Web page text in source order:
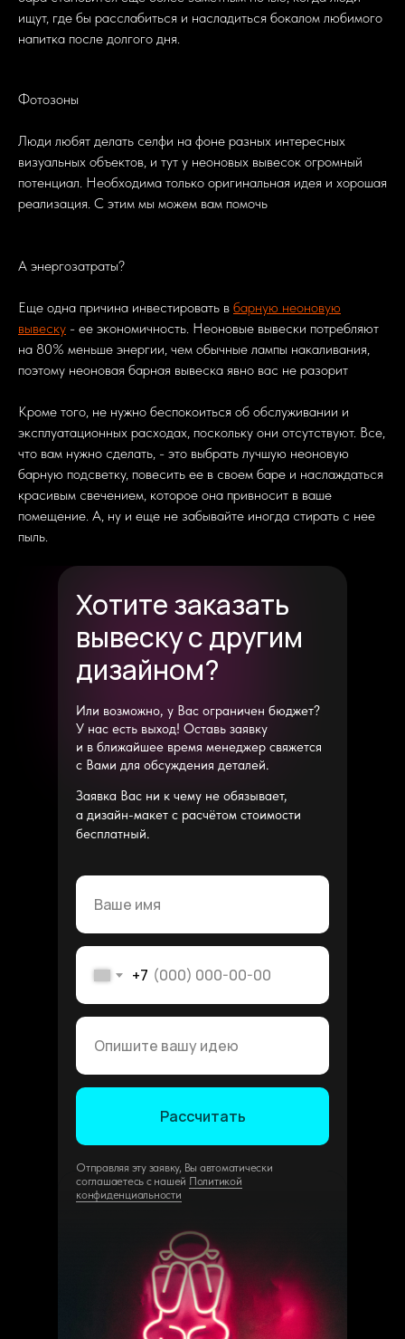
ищут, где бы расслабиться и насладиться бокалом любимого
напитка после долгого дня.
Фотозоны
Люди любят делать селфи на фоне разных интересных
визуальных объектов, и тут у неоновых вывесок огромный
потенциал. Необходима только оригинальная идея и хорошая
реализация. С этим мы можем вам помочь
А энергозатраты?
Еще одна причина инвестировать в барную неоновую
вывеску - ее экономичность. Неоновые вывески потребляют
на 80% меньше энергии, чем обычные лампы накаливания,
поэтому неоновая барная вывеска явно вас не разорит
Кроме того, не нужно беспокоиться об обслуживании и
эксплуатационных расходах, поскольку они отсутствуют. Все,
что вам нужно сделать, - это выбрать лучшую неоновую
барную подсветку, повесить ее в своем баре и наслаждаться
красивым свечением, которое она привносит в ваше
помещение. А, ну и еще не забывайте иногда стирать с нее
пыль.
Хотите заказать
вывеску с другим
дизайном?
Или возможно, у Вас ограничен бюджет?
У нас есть выход! Оставь заявку
и в ближайшее время менеджер свяжется
с Вами для обсуждения деталей.
Заявка Вас ни к чему не обязывает,
а дизайн-макет с расчётом стоимости
бесплатный.
+7
Рассчитать
Отправляя эту заявку, Вы автоматически
соглашаетесь с нашей Политикой
конфиденциальности